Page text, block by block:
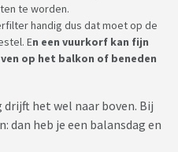
te worden.
handig dus dat moet op de
En een vuurkorf kan fijn
op het balkon of beneden
het wel naar boven. Bij
dan heb je een balansdag en